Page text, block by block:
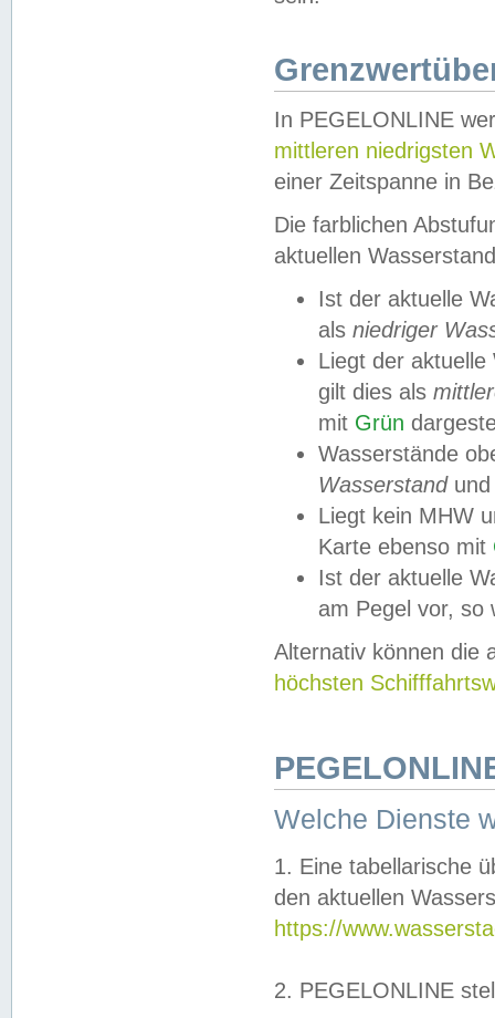
In PEGELONLINE
mittleren niedrigsten
einer Zeitspanne in
Die farblichen
aktuellen
Ist der aktuelle
als niedriger
Liegt der
gilt dies als
mit Grün
Wasserstände
Wasserstandund
Liegt kein MHW
Karte ebenso mit
Ist der aktuelle
am Pegel vor,
Alternativ können die
höchsten
Welche Dienste
1. Eine tabellarische
den aktuellen
https://
2. PEGELONLINE